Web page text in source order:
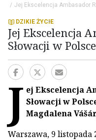
Jej Ekscelencja Ambasador
DZIKIE ŻYCIE
Jej Ekscelencja
Słowacji w Polsce
J ej Ekscelencja
Słowacji w
Magdalena
Warszawa, 9 listopada